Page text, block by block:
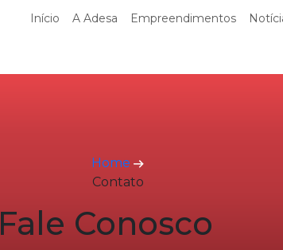
Início A Adesa Empreendimentos
Home
Contato
Fale Conosco